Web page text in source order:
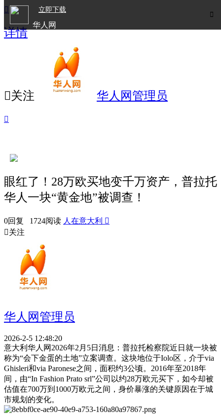

立即下载
华人网

详情
关注 华人网管理员

眼红了！28万欧买地变千万资产，普拉托
华人一块“黄金地”被调查！
0回复 1724阅读 人在意大利 
关注
华人网管理员
2026-2-5 12:48:20
意大利华人网2026年2月5日消息：普拉托检察院近日就一块被
称为“会下金蛋的土地”立案调查。这块地位于Iolo区，介于via
Ghisleri和via Paronese之间，面积约3公顷。2016年至2018年
间，由“In Fashion Prato srl”公司以约28万欧元买下，如今却被
估值在700万到1000万欧元之间，身价暴涨的关键原因在于城
市规划的变化。